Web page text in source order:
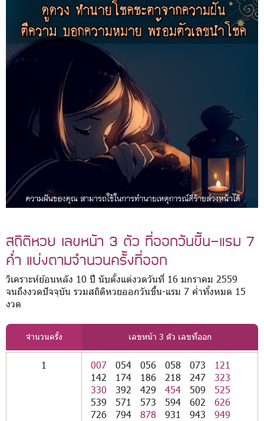
สถิติหวย เลขหน้า 3 ตัว ที่ออกวันขึ้น-แรม 7
ค่ำ แบ่งตามจำนวนครั้งที่ออก
วิเคราะห์ย้อนหลัง 10 ปี นับตั้งแต่งวดวันที่ 16 มกราคม 2559
จนถึงงวดปัจจุบัน รวมสถิติหวยออกวันขึ้น-แรม 7 ค่ำทั้งหมด 15
งวด
จำนวนครั้ง เลขหน้า 3 ตัว เลขที่ออก
1 007 054 056 058 073
121
142
174 186 218 247
323
330
392 429 454 509
525
539
571 573 594 602
626
726
794 878 931 943 949